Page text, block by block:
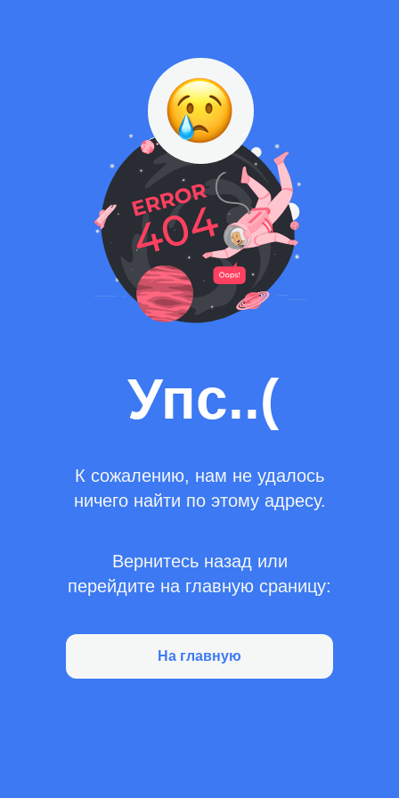
Упс..(
К сожалению, нам не удалось
ничего найти по этому адресу.
Вернитесь назад или
перейдите на главную сраницу:
На главную